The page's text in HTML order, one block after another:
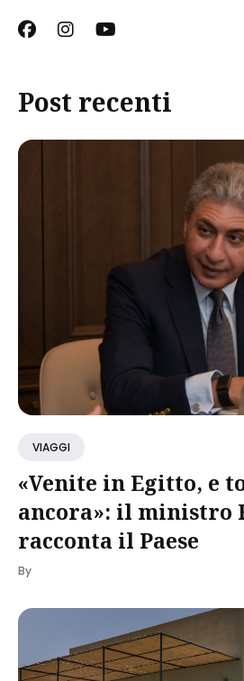
Post recenti
VIAGGI
«Venite in Egitto, e
ancora»: il ministro
racconta il Paese
By